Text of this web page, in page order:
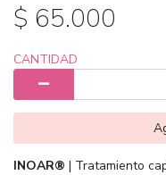
$ 65.000
CANTIDAD
INOAR® | Tratamiento